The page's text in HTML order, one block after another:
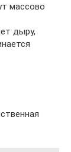
массово
дыру,